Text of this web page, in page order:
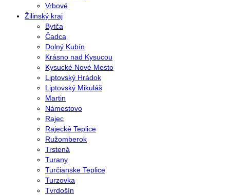
Vrbové
Žilinský kraj
Bytča
Čadca
Dolný Kubín
Krásno nad Kysucou
Kysucké Nové Mesto
Liptovský Hrádok
Liptovský Mikuláš
Martin
Námestovo
Rajec
Rajecké Teplice
Ružomberok
Trstená
Turany
Turčianske Teplice
Turzovka
Tvrdošín